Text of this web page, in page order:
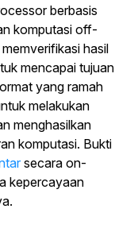
berbasis
komputasi off-
hasil
mencapai tujuan
yang ramah
melakukan
menghasilkan
komputasi. Bukti
secara on-
kepercayaan